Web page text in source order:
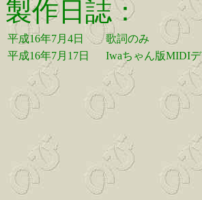
製作日誌：
平成16年7月4日
歌詞のみ
平成16年7月17日
Iwaちゃん版MIDI